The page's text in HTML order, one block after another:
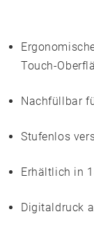
Touch-
Nachfüllbar
Stufenlos
Erhältlich in
Digitaldruck